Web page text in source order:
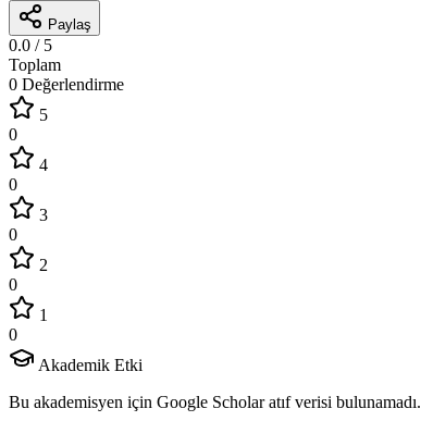
Paylaş
0.0 / 5
Toplam
0 Değerlendirme
5
0
4
0
3
0
2
0
1
0
Akademik Etki
Bu akademisyen için Google Scholar atıf verisi bulunamadı.